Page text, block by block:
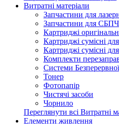
Витратні матеріали
Запчастини для
Запчастини для СБПЧ
Картриджі
Картриджі сумісні
Картриджі сумісні
Комплекти
Системи
Тонер
Фотопапір
Чистячі засоби
Чорнило
Переглянути всі Витратні
Елементи живлення